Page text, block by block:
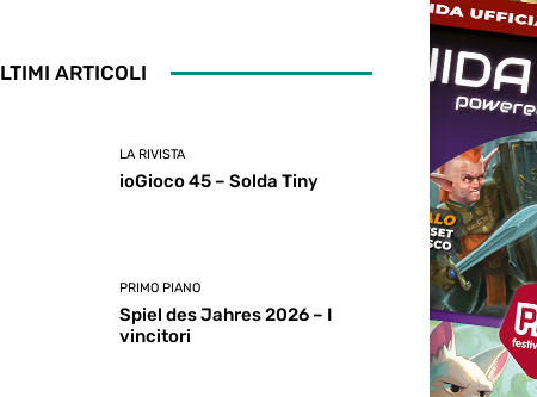
ARTICOLI
LA RIVISTA
ioGioco 45 – Solda Tiny
PRIMO PIANO
Spiel des Jahres 2026 – I
vincitori